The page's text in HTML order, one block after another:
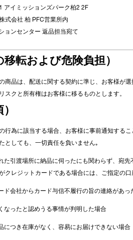
アイミッションズパーク柏2 2F
式会社 柏 PFC営業所内
ョンセンター 返品担当宛て
転および危険負担）
商品は、配送に関する契約に準じ、お客様が
スクと所有権はお客様に移るものとします。
行為に該当する場合、お客様に事前通知する
としても、一切責任を負いません｡
た引渡場所に納品に伺ったにも関わらず、宛
クレジットカードである場合には、ご指定の
ド会社からカード与信不履行の旨の連絡があっ
なったと認めうる事情が判明した場合
につき在庫がなく、容易にお届けできない場合